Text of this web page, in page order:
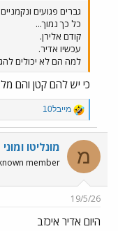
גברים פגועים
כל כך נמוך...
קודם אלירן.
עכשיו אדיר.
למה הם לא יכולים
כי יש להם קטן והם
R
e
a
i
n
s
מייבל10
מ מונליטו ומוני
member
19/5/26
היום אדיר איכזב